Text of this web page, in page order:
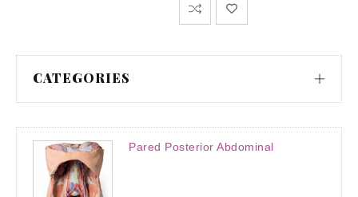
CATEGORIES
Pared Posterior Abdominal